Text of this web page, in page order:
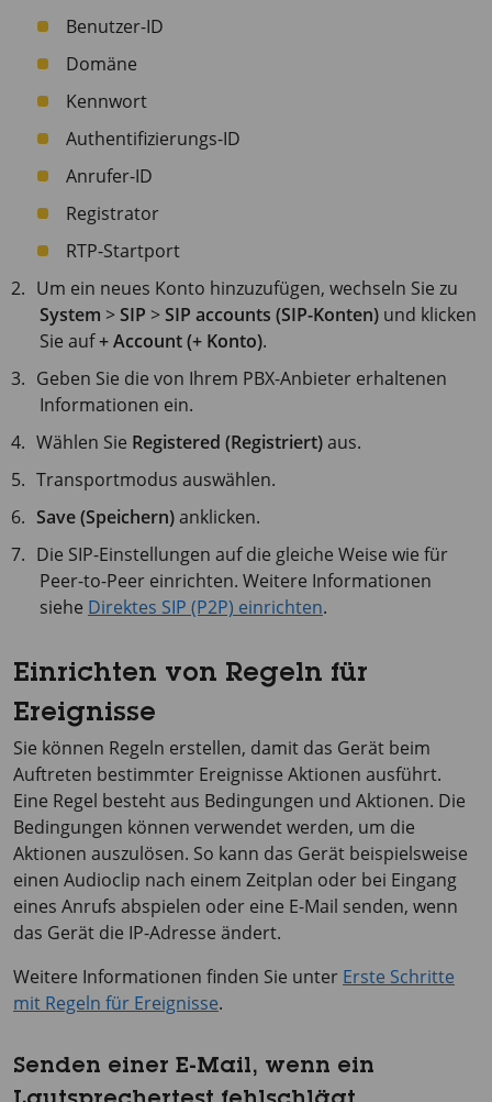
Benutzer-ID
Domäne
Kennwort
Authentifizierungs-ID
Anrufer-ID
Registrator
RTP-Startport
Um ein neues Konto hinzuzufügen, wechseln Sie zu
System >SIP >SIP accounts (SIP-Konten) und klicken
Sie auf+ Account (+ Konto).
Geben Sie die von Ihrem PBX-Anbieter erhaltenen
Informationen ein.
Wählen Sie Registered (Registriert)aus.
Transportmodus auswählen.
Save (Speichern)anklicken.
Die SIP-Einstellungen auf die gleiche Weise wie für
Peer-to-Peer einrichten. Weitere Informationen
siehe Direktes SIP (P2P) einrichten.
Einrichten von Regeln für
Ereignisse
Sie können Regeln erstellen, damit das Gerät beim
Auftreten bestimmter Ereignisse Aktionen ausführt.
Eine Regel besteht aus Bedingungen und Aktionen. Die
Bedingungen können verwendet werden, um die
Aktionen auszulösen. So kann das Gerät beispielsweise
einen Audioclip nach einem Zeitplan oder bei Eingang
eines Anrufs abspielen oder eine E-Mail senden, wenn
das Gerät die IP-Adresse ändert.
Weitere Informationen finden Sie unter Erste Schritte
mit Regeln für Ereignisse.
Senden einer E-Mail, wenn ein